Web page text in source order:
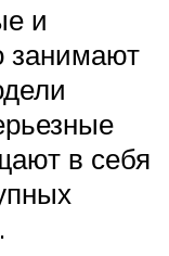
и
занимают
в себя